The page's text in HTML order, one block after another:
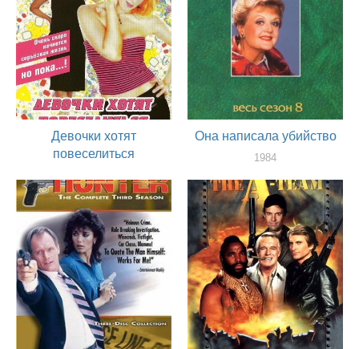
Девочки хотят
повеселиться
актер
Она написала убийство
1984